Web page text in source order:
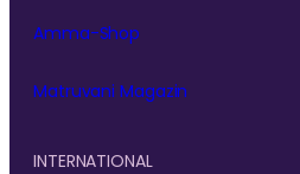
Amma-Shop
Matruvani Magazin
INTERNATIONAL